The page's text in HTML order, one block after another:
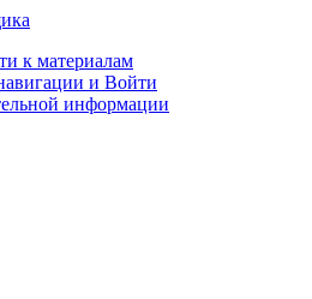
к материалам
и Войти
информации